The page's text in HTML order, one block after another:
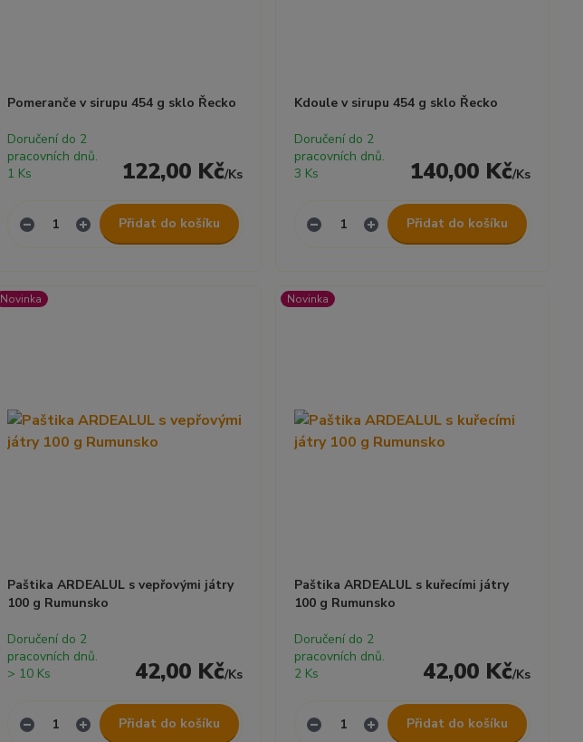
Pomeranče v sirupu 454 g sklo Řecko
122,00 Kč/Ks
Doručení do 2
pracovních dnů.
1 Ks
Přidat do košíku
Kdoule v sirupu 454 g sklo Řecko
140,00 Kč/Ks
Doručení do 2
pracovních dnů.
3 Ks
Přidat do košíku
Novinka
Paštika ARDEALUL s vepřovými játry
100 g Rumunsko
42,00 Kč/Ks
Doručení do 2
pracovních dnů.
> 10 Ks
Přidat do košíku
Novinka
Paštika ARDEALUL s kuřecími játry
100 g Rumunsko
42,00 Kč/Ks
Doručení do 2
pracovních dnů.
2 Ks
Přidat do košíku